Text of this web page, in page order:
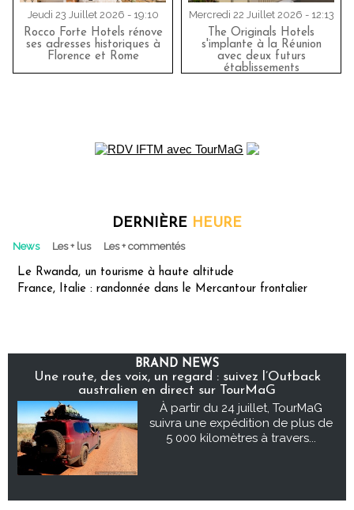
Jeudi 23 Juillet 2026 - 19:10
Rocco Forte Hotels rénove
ses adresses historiques à
Florence et Rome
Mercredi 22 Juillet 2026 - 12:13
The Originals Hotels
s'implante à la Réunion
avec deux futurs
établissements
DERNIÈRE HEURE
News Les + lus Les + commentés
Le Rwanda, un tourisme à haute altitude
France, Italie : randonnée dans le Mercantour frontalier
BRAND NEWS
Une route, des voix, un regard : suivez l’Outback
australien en direct sur TourMaG
À partir du 24 juillet, TourMaG
suivra une expédition de plus de
5 000 kilomètres à travers...